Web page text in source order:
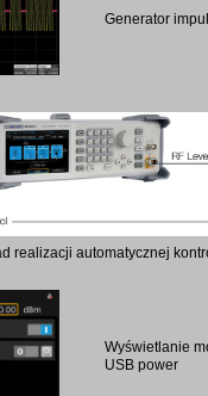
Generator
realizacji automatycznej
Wyświetlanie
USB power